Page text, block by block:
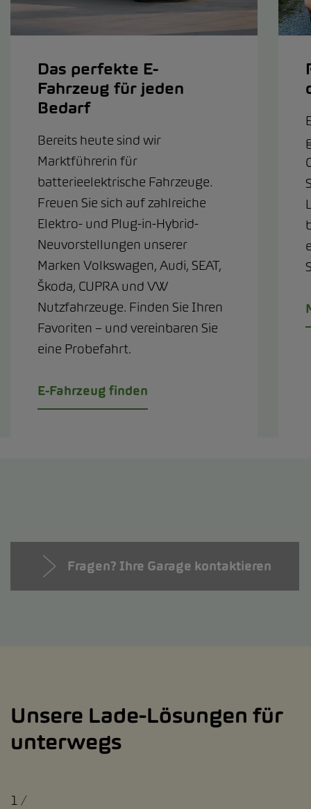
Das perfekte E-
Fahrzeug für jeden
Bedarf
Bereits heute sind wir
Marktführerin für
batterieelektrische Fahrzeuge.
Freuen Sie sich auf zahlreiche
Elektro- und Plug-in-Hybrid-
Neuvorstellungen unserer
Marken Volkswagen, Audi, SEAT,
Škoda, CUPRA und VW
Nutzfahrzeuge. Finden Sie Ihren
Favoriten – und vereinbaren Sie
eine Probefahrt.
E-Fahrzeug finden
Fragen? Ihre Garage kontaktieren
Unsere Lade-Lösungen für
unterwegs
1 /